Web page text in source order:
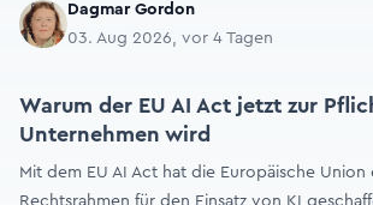
Dagmar Gordon
03. Aug 2026, vor 4 Tagen
Warum der EU AI Act jetzt zur
Unternehmen wird
Mit dem EU AI Act hat die Europäische Union
Rechtsrahmen für den Einsatz von KI